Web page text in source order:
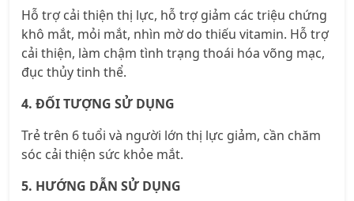
Hỗ trợ cải thiện thị lực, hỗ trợ giảm các triệu chứng
khô mắt, mỏi mắt, nhìn mờ do thiếu vitamin. Hỗ trợ
cải thiện, làm chậm tình trạng thoái hóa võng mạc,
đục thủy tinh thể.
4. ĐỐI TƯỢNG SỬ DỤNG
Trẻ trên 6 tuổi và người lớn thị lực giảm, cần chăm
sóc cải thiện sức khỏe mắt.
5. HƯỚNG DẪN SỬ DỤNG